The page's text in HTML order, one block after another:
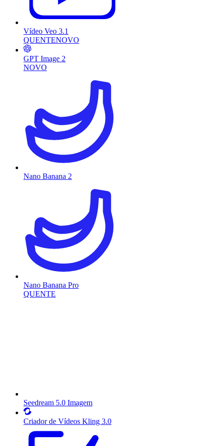
Vídeo Veo 3.1
QUENTENOVO
GPT Image 2
NOVO
Nano Banana 2
Nano Banana Pro
QUENTE
Seedream 5.0 Imagem
Criador de Vídeos Kling 3.0